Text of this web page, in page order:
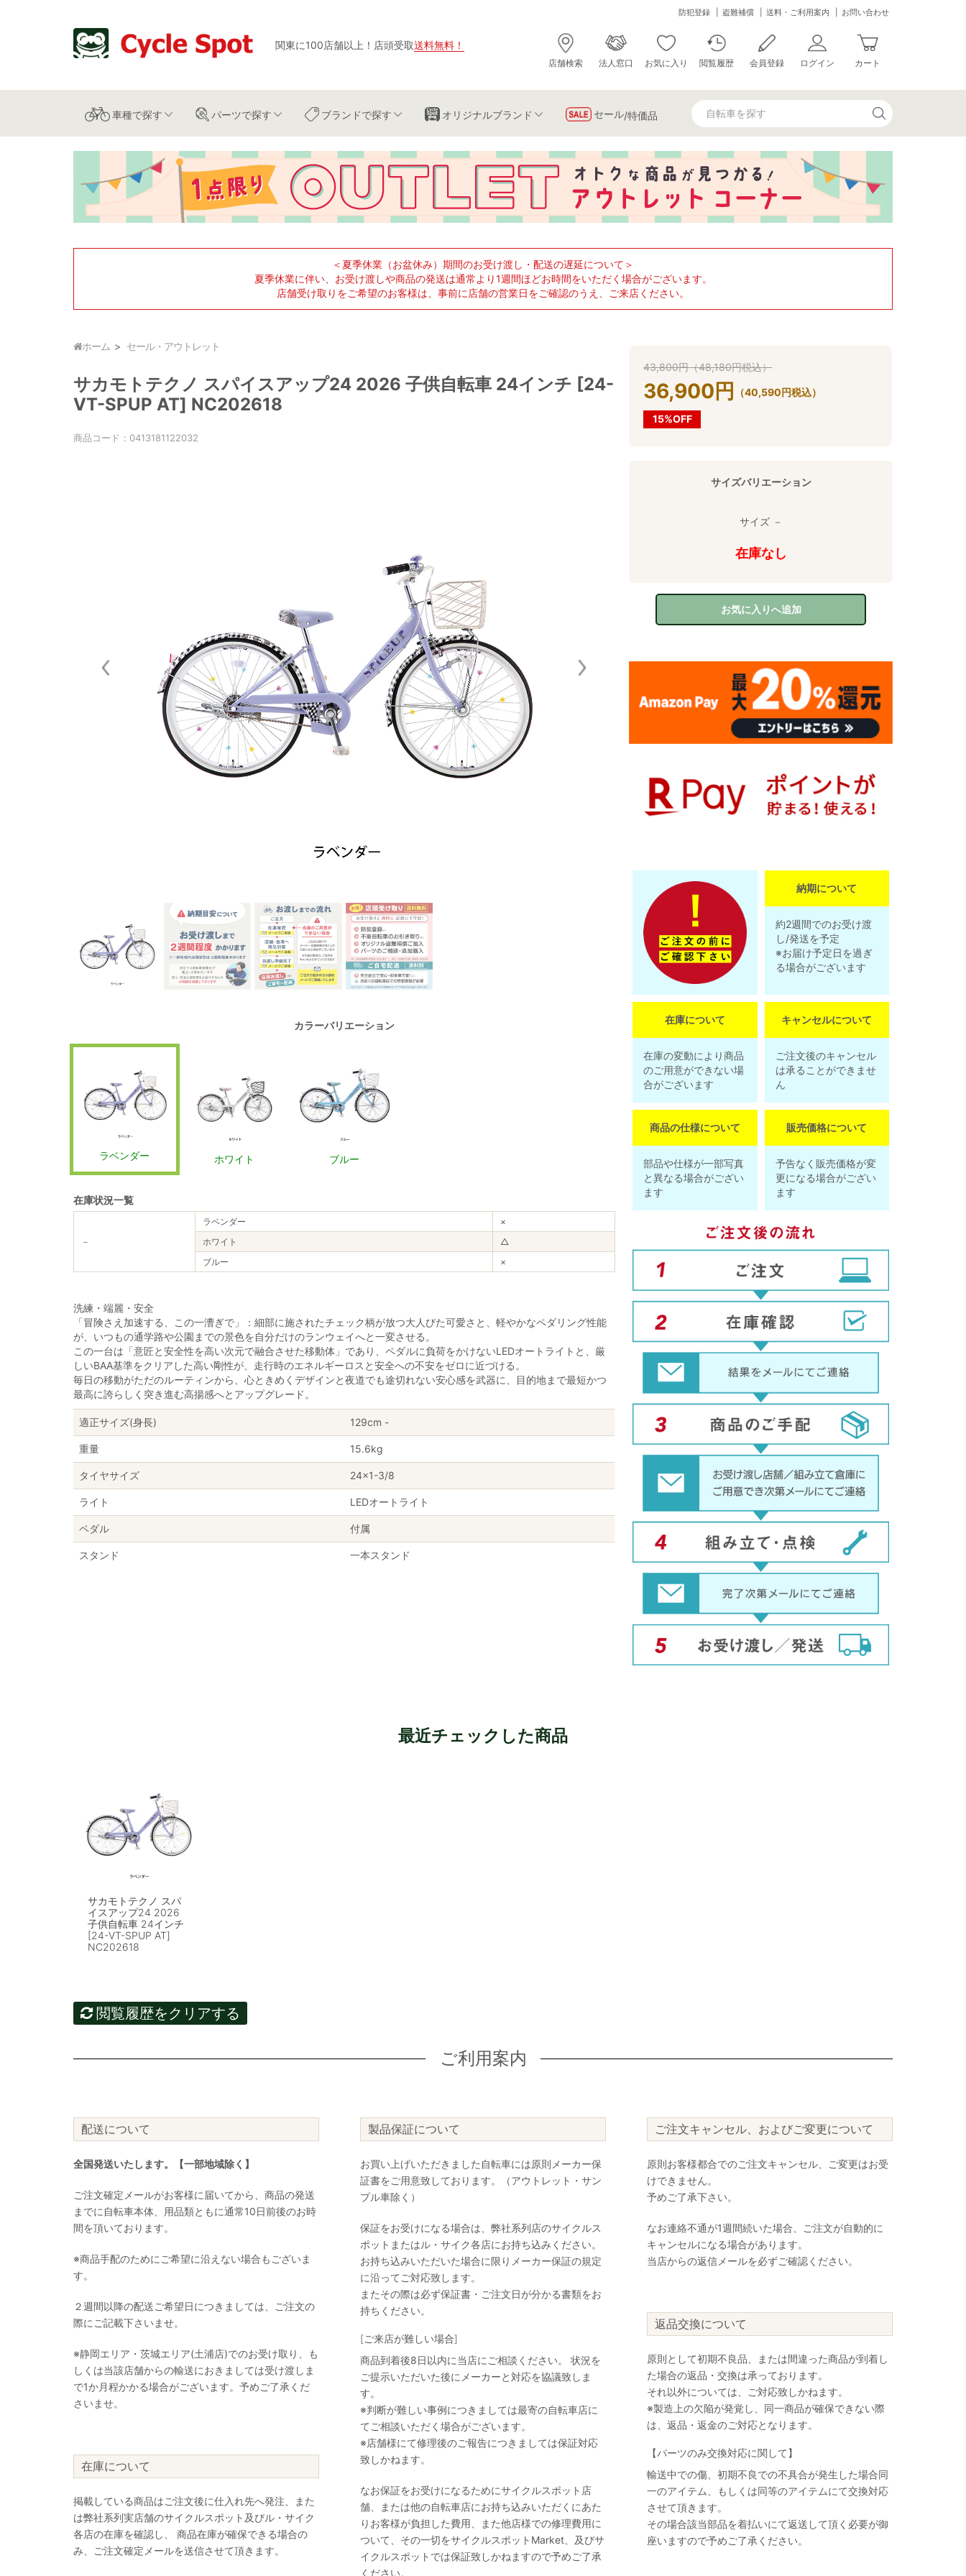
関東に100店舗以上 ！ 店頭受取送料無料 ！
防犯登録 盗難補償 送料・ご利用案内 お問い合わせ
店舗検索 法人窓口 お気に入り 閲覧履歴 会員登録 ログイン カート
車種で探す パーツで探す ブランドで探す オリジナルブランド セール/特価品
＜夏季休業（お盆休み）期間のお受け渡し・配送の遅延について＞
夏季休業に伴い、お受け渡しや商品の発送は通常より1週間ほどお時間をいただく場合がございます。
店舗受け取りをご希望のお客様は、事前に店舗の営業日をご確認のうえ、ご来店ください。
ホーム セール・アウトレット
サカモトテクノ スパイスアップ24 2026 子供自転車 24インチ [24-
VT-SPUP AT] NC202618
商品コード： 0413181122032
カラーバリエーション
ラベンダー ホワイト ブルー
在庫状況一覧
－
ラベンダー
×
ホワイト
△
ブルー
×
洗練・端麗・安全
「冒険さえ加速する、この一漕ぎで」：細部に施されたチェック柄が放つ大人びた可愛さと、軽やかなペダリング性能
が、いつもの通学路や公園までの景色を自分だけのランウェイへと一変させる。
この一台は「意匠と安全性を高い次元で融合させた移動体」であり、ペダルに負荷をかけないLEDオートライトと、厳
しいBAA基準をクリアした高い剛性が、走行時のエネルギーロスと安全への不安をゼロに近づける。
毎日の移動がただのルーティンから、心ときめくデザインと夜道でも途切れない安心感を武器に、目的地まで最短かつ
最高に誇らしく突き進む高揚感へとアップグレード。
適正サイズ(身長) 129cm -
重量 15.6kg
タイヤサイズ 24×1-3/8
ライト LEDオートライト
ペダル 付属
スタンド 一本スタンド
43,800円（48,180円税込）
36,900 円 （40,590円税込）
15%OFF
サイズバリエーション
サイズ －
在庫なし
お気に入りへ追加
納期について
約2週間でのお受け渡
し/発送を予定
※お届け予定日を過ぎ
る場合がございます
在庫について
在庫の変動により商品
のご用意ができない場
合がございます
キャンセルについて
ご注文後のキャンセル
は承ることができませ
ん
商品の仕様について
部品や仕様が一部写真
と異なる場合がござい
ます
販売価格について
予告なく販売価格が変
更になる場合がござい
ます
最近チェックした商品
サカモトテクノ スパ
イスアップ24 2026
子供自転車 24インチ
[24-VT-SPUP AT]
NC202618
閲覧履歴をクリアする
ご利用案内
配送について
全国発送いたします。【一部地域除く】
ご注文確定メールがお客様に届いてから、商品の発送
までに自転車本体、用品類ともに通常10日前後のお時
間を頂いております。
※商品手配のためにご希望に沿えない場合もございま
す。
２週間以降の配送ご希望日につきましては、ご注文の
際にご記載下さいませ。
※静岡エリア・茨城エリア(土浦店)でのお受け取り、も
しくは当該店舗からの輸送におきましては受け渡しま
で1か月程かかる場合がございます。予めご了承くだ
さいませ。
在庫について
掲載している商品はご注文後に仕入れ先へ発注、また
は弊社系列実店舗のサイクルスポット及びル・サイク
各店の在庫を確認し、 商品在庫が確保できる場合の
み、ご注文確定メールを送信させて頂きます。
製品保証について
お買い上げいただきました自転車には原則メーカー保
証書をご用意致しております。（アウトレット・サン
プル車除く）
保証をお受けになる場合は、弊社系列店のサイクルス
ポットまたはル・サイク各店にお持ち込みください。
お持ち込みいただいた場合に限りメーカー保証の規定
に沿ってご対応致します。
またその際は必ず保証書・ご注文日が分かる書類をお
持ちください。
[ご来店が難しい場合]
商品到着後8日以内に当店にご相談ください。 状況を
ご提示いただいた後にメーカーと対応を協議致しま
す。
※判断が難しい事例につきましては最寄の自転車店に
てご相談いただく場合がございます。
※店舗様にて修理後のご報告につきましては保証対応
致しかねます。
なお保証をお受けになるためにサイクルスポット店
舗、または他の自転車店にお持ち込みいただくにあた
りお客様が負担した費用、また他店様での修理費用に
ついて、その一切をサイクルスポットMarket、及びサ
イクルスポットでは保証致しかねますので予めご了承
ください。
ご注文キャンセル、およびご変更について
原則お客様都合でのご注文キャンセル、ご変更はお受
けできません。
予めご了承下さい。
なお連絡不通が1週間続いた場合、ご注文が自動的に
キャンセルになる場合があります。
当店からの返信メールを必ずご確認ください。
返品交換について
原則として初期不良品、または間違った商品が到着し
た場合の返品・交換は承っております。
それ以外については、ご対応致しかねます。
※製造上の欠陥が発覚し、同一商品が確保できない際
は、返品・返金のご対応となります。
【パーツのみ交換対応に関して】
輸送中での傷、初期不良での不具合が発生した場合同
一のアイテム、もしくは同等のアイテムにて交換対応
させて頂きます。
その場合該当部品を着払いにて返送して頂く必要が御
座いますので予めご了承ください。